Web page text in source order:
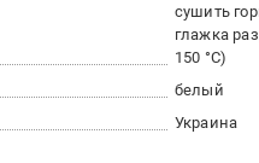
сушить
глажка
150 °С)
белый
Украина